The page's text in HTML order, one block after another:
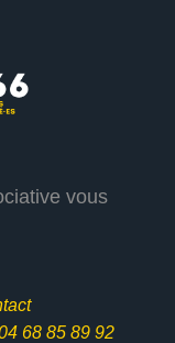
vous
68 85 89 92